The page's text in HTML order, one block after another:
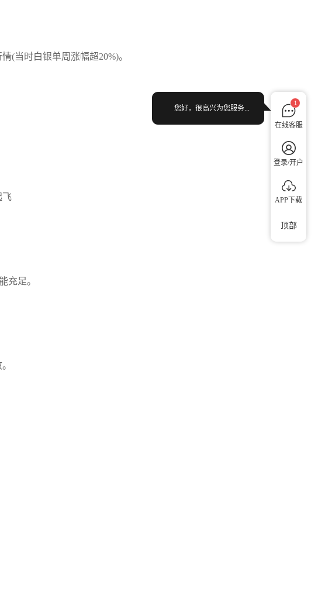
(当时白银单周涨幅超20%)。
充足。
1
在线客服
登录/开户
APP下载
您好，很高兴为您服务...
顶部